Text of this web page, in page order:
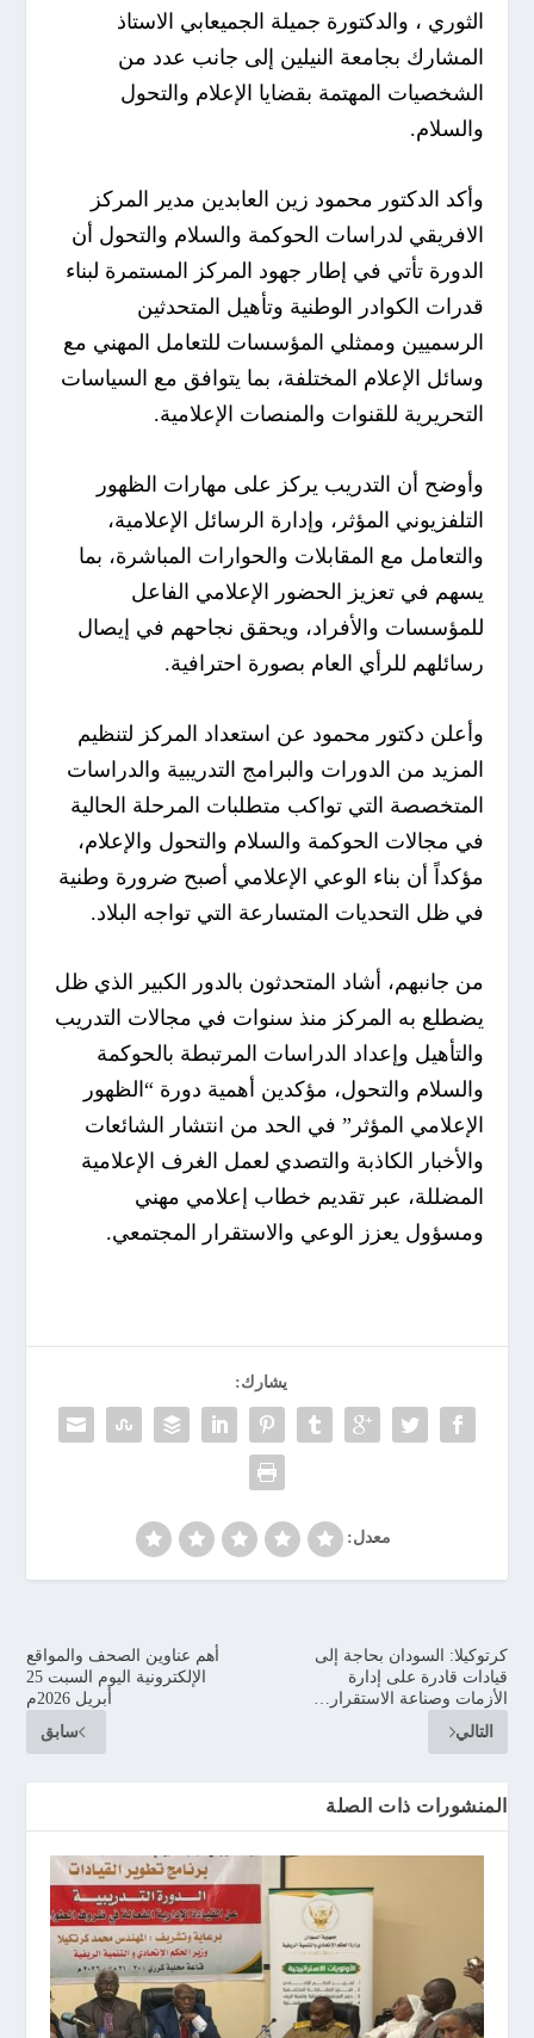
الثوري ، والدكتورة جميلة الجميعابي الاستاذ
المشارك بجامعة النيلين إلى جانب عدد من
الشخصيات المهتمة بقضايا الإعلام والتحول
والسلام.
وأكد الدكتور محمود زين العابدين مدير المركز
الافريقي لدراسات الحوكمة والسلام والتحول أن
الدورة تأتي في إطار جهود المركز المستمرة لبناء
قدرات الكوادر الوطنية وتأهيل المتحدثين
الرسميين وممثلي المؤسسات للتعامل المهني مع
وسائل الإعلام المختلفة، بما يتوافق مع السياسات
التحريرية للقنوات والمنصات الإعلامية.
وأوضح أن التدريب يركز على مهارات الظهور
التلفزيوني المؤثر، وإدارة الرسائل الإعلامية،
والتعامل مع المقابلات والحوارات المباشرة، بما
يسهم في تعزيز الحضور الإعلامي الفاعل
للمؤسسات والأفراد، ويحقق نجاحهم في إيصال
رسائلهم للرأي العام بصورة احترافية.
وأعلن دكتور محمود عن استعداد المركز لتنظيم
المزيد من الدورات والبرامج التدريبية والدراسات
المتخصصة التي تواكب متطلبات المرحلة الحالية
في مجالات الحوكمة والسلام والتحول والإعلام،
مؤكداً أن بناء الوعي الإعلامي أصبح ضرورة وطنية
في ظل التحديات المتسارعة التي تواجه البلاد.
من جانبهم، أشاد المتحدثون بالدور الكبير الذي ظل
يضطلع به المركز منذ سنوات في مجالات التدريب
والتأهيل وإعداد الدراسات المرتبطة بالحوكمة
والسلام والتحول، مؤكدين أهمية دورة “الظهور
الإعلامي المؤثر” في الحد من انتشار الشائعات
والأخبار الكاذبة والتصدي لعمل الغرف الإعلامية
المضللة، عبر تقديم خطاب إعلامي مهني
ومسؤول يعزز الوعي والاستقرار المجتمعي.
يشارك:
معدل:
أهم عناوين الصحف والمواقع
الإلكترونية اليوم السبت 25
أبريل 2026م
سابق
كرتوكيلا: السودان بحاجة إلى
قيادات قادرة على إدارة
الأزمات وصناعة الاستقرار…
التالي
المنشورات ذات الصلة